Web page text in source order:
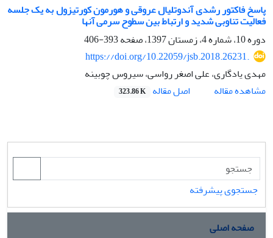
پاسخ فاکتور رشدی آندوتلیال عروقی و هورمون کورتیزول به یک جلسه
فعالیت تناوبی شدید و ارتباط بین سطوح سرمی آنها
دوره 10، شماره 4، زمستان 1397، صفحه
393-406
https://doi.org/10.22059/jsb.2018.26231.
مهدی یادگاری، علی اصغر رواسی، سیروس چوبینه
مشاهده مقاله
اصل مقاله 323.86 K
جستجوی پیشرفته
صفحه اصلی